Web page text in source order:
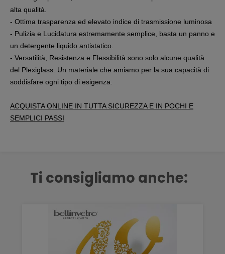
alta qualità.
- Ottima trasparenza ed elevato indice di trasmissione luminosa
- Pulizia e Lucidatura estremamente semplice, basta un panno e
un detergente liquido antistatico.
- Versatilità, Resistenza e Flessibilità sono solo alcune qualità
del Plexiglass. Un materiale che amiamo per la sua capacità di
soddisfare ogni tipo di esigenza.
ACQUISTA ONLINE IN TUTTA SICUREZZA E IN POCHI E
SEMPLICI PASSI
Ti consigliamo anche: